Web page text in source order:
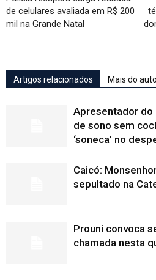
de celulares avaliada em R$ 200
mil na Grande Natal
Artigos relacionados Mais do
Apresentador do
de sono sem
‘soneca’ no
Caicó:
sepultado na
Prouni convoca
chamada nesta